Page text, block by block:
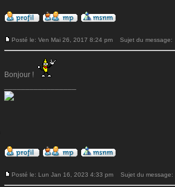
Posté le: Ven Mai 26, 2017 8:24 pm Sujet du message:
Bonjour !
Posté le: Lun Jan 16, 2023 4:33 pm Sujet du message: